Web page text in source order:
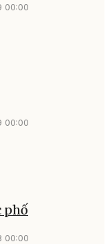
00:00
00:00
phố
00:00